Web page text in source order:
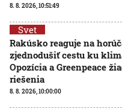
8. 8. 2026, 10:51:49
Svet
Rakúsko reaguje na
zjednodušiť cestu ku
Opozícia a Greenpeace
riešenia
8. 8. 2026, 10:00:00